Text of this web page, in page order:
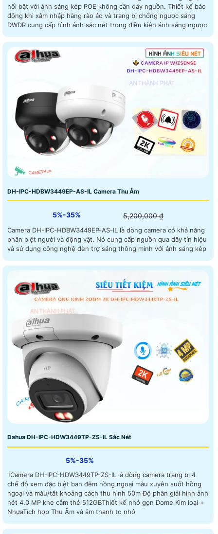
nổi bật với ánh sáng kép POE không cần dây nguồn. Thiết kế báo
động khi xâm nhập hàng rào ảo và trang bị chống ngược sáng
DWDR cung cấp hình ảnh sắc nét trong điều kiện ánh sáng ngược
DH-IPC-HDBW3449EP-AS-IL Camera Thu Âm
5%-35% 5,200,000 ₫
Camera DH-IPC-HDBW3449EP-AS-IL là dòng camera có khả năng
phân biệt người và động vật. Nó cung cấp nguồn qua dây tín hiệu
và sử dụng công nghệ đèn trợ sáng thông minh với ánh sáng kép
Dahua DH-IPC-HDW3449TP-ZS-IL Sắc Nét
5%-35%
1Camera DH-IPC-HDW3449TP-ZS-IL là dòng camera trang bị 4
chế độ xem đặc biệt ban đêm hồng ngoại màu xuyên suốt hồng
ngoại và màu/tắt khoảng cách thu hình 50m Độ phân giải hình ảnh
nét 4.0 MP khe cắm thẻ 512GBThiết kế nhỏ gọn Dome Kim loại +
NhựaTích hợp Thu Âm và âm thanh to nhỏ